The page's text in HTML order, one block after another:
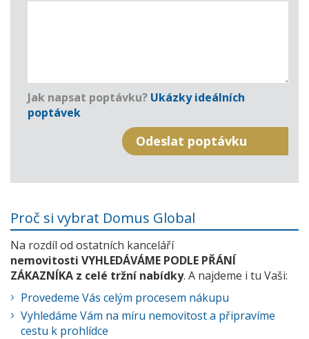
Jak napsat poptávku? Ukázky ideálních
poptávek
Proč si vybrat Domus Global
Na rozdíl od ostatních kanceláří
nemovitosti VYHLEDÁVÁME PODLE PŘÁNÍ
ZÁKAZNÍKA z celé tržní nabídky. A najdeme i tu Vaši:
Provedeme Vás celým procesem nákupu
Vyhledáme Vám na míru nemovitost a připravíme
cestu k prohlídce